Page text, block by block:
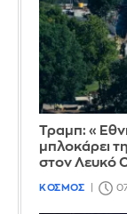
Τραμπ:
μπλοκάρει
στον Λευκό
ΚΟΣΜΟΣ